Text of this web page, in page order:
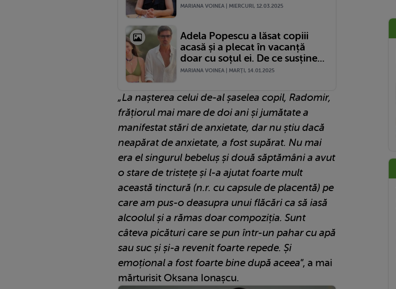
MARIANA VOINEA | MIERCURI, 12.03.2025
Adela Popescu a lăsat copiii
acasă și a plecat în vacanță
doar cu soțul ei. De ce susține...
MARIANA VOINEA | MARŢI, 14.01.2025
„La nașterea celui de-al șaselea copil, Radomir,
frățiorul mai mare de doi ani și jumătate a
manifestat stări de anxietate, dar nu știu dacă
neapărat de anxietate, a fost supărat. Nu mai
era el singurul bebeluș și două săptămâni a avut
o stare de tristețe și l-a ajutat foarte mult
această tinctură (n.r. cu capsule de placentă) pe
care am pus-o deasupra unui flăcări ca să iasă
alcoolul și a rămas doar compoziția. Sunt
câteva picături care se pun într-un pahar cu apă
sau suc și și-a revenit foarte repede. Și
emoțional a fost foarte bine după aceea”, a mai
mărturisit Oksana Ionașcu.